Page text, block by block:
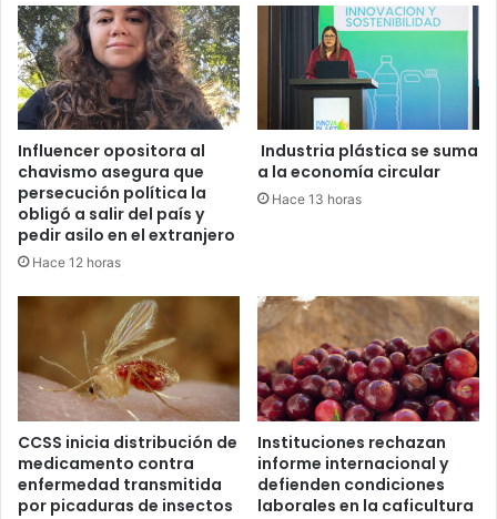
Influencer opositora al
chavismo asegura que
persecución política la
obligó a salir del país y
pedir asilo en el extranjero
Hace 12 horas
Industria plástica se suma
a la economía circular
Hace 13 horas
CCSS inicia distribución de
medicamento contra
enfermedad transmitida
por picaduras de insectos
Instituciones rechazan
informe internacional y
defienden condiciones
laborales en la caficultura